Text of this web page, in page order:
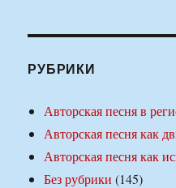
РУБРИКИ
Авторская песня в
Авторская песня как
Авторская песня как
Без рубрики (145)